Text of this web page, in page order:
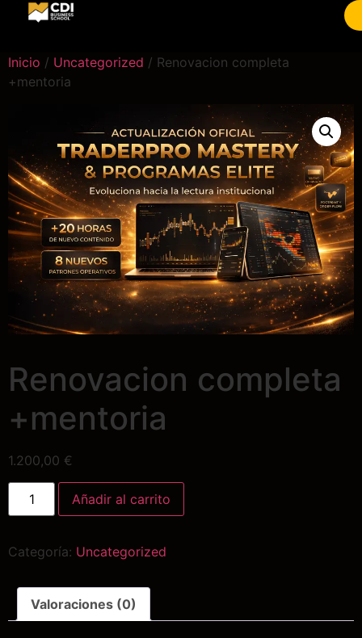
Inicio / Uncategorized / Renovacion completa
+mentoria
Renovacion completa
+mentoria
1.200,00 €
Añadir al carrito
Categoría: Uncategorized
Valoraciones (0)